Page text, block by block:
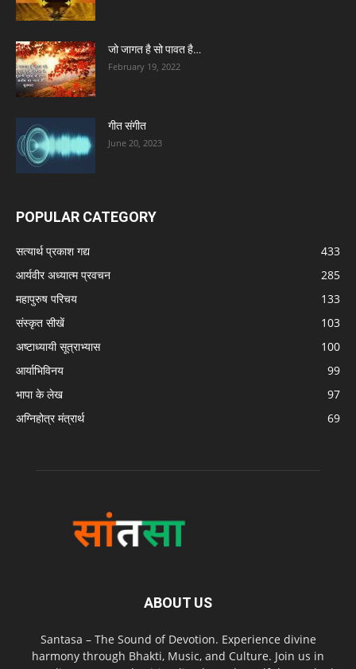
जो जागत है सो पावत है…
February 19, 2022
गीत संगीत
June 20, 2023
POPULAR CATEGORY
सत्यार्थ प्रकाश गद्य
433
आर्यवीर अध्यात्म प्रवचन
285
महापुरुष परिचय
133
संस्कृत सीखें
103
अष्टाध्यायी सूत्राभ्यास
100
आर्याभिविनय
99
भापा के लेख
97
अग्निहोत्र मंत्रार्थ
69
ABOUT US
Santasa – The Sound of Devotion. Experience divine
harmony through Bhakti, Music, and Culture. Join us in